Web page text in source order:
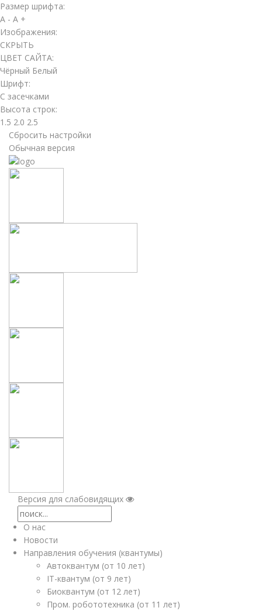
Размер шрифта:
A - A +
Изображения:
СКРЫТЬ
ЦВЕТ САЙТА:
Чёрный Белый
Шрифт:
С засечками
Высота строк:
1.5 2.0 2.5
Сбросить настройки
Обычная версия
Версия для слабовидящих
О нас
Новости
Направления обучения (квантумы)
Автоквантум (от 10 лет)
IT-квантум (от 9 лет)
Биоквантум (от 12 лет)
Пром. робототехника (от 11 лет)